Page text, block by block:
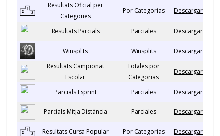
Resultats Oficial per
Categories
Por Categorias Descargar
Resultats Parcials Parciales Descargar
Winsplits Winsplits
Descargar
Resultats Campionat
Escolar
Totales por
Categorias
Descargar
Parcials Esprint Parciales Descargar
Parcials Mitja Distància Parciales Descargar
Resultats Cursa Popular Por Categorias Descargar